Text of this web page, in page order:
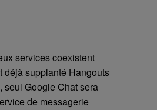
services coexistent
déjà supplanté Hangouts
seul Google Chat sera
de messagerie